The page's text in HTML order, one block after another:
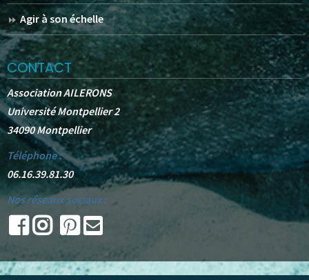
Agir à son échelle
CONTACT
Association AILERONS
Université Montpellier 2
34090 Montpellier
Téléphone :
06.16.39.81.30
Nos réseaux sociaux :